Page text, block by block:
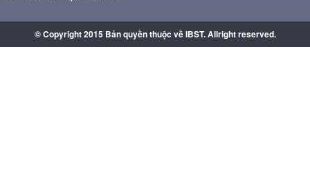
© Copyright 2015 Bản quyền thuộc về IBST. Allright reserved.